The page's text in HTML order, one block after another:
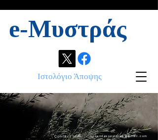
e-Μυστράς
Ιστολόγιο Άποψης
Contact info: ikonandassociates@gmail.com